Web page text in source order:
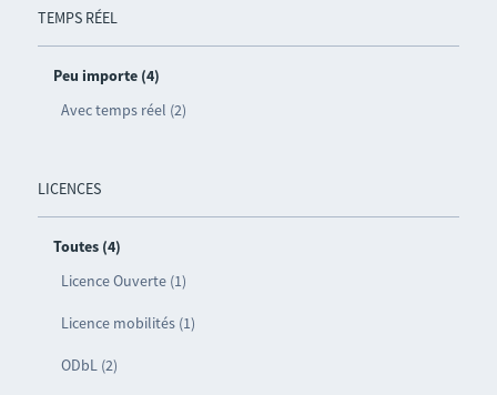
TEMPS RÉEL
Peu importe (4)
Avec temps réel (2)
LICENCES
Toutes (4)
Licence Ouverte (1)
Licence mobilités (1)
ODbL (2)